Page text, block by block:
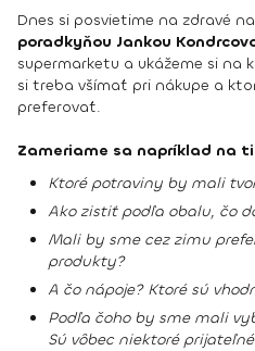
Dnes si posvietime na zdravé
poradkyňou Jankou
supermarketu a ukážeme si
si treba všímať pri nákupe a
preferovať.
Zameriame sa napríklad na
Ktoré potraviny by mali
Ako zistiť podľa obalu, čo
Mali by sme cez zimu
produkty?
A čo nápoje? Ktoré sú
Podľa čoho by sme mali
Sú vôbec niektoré